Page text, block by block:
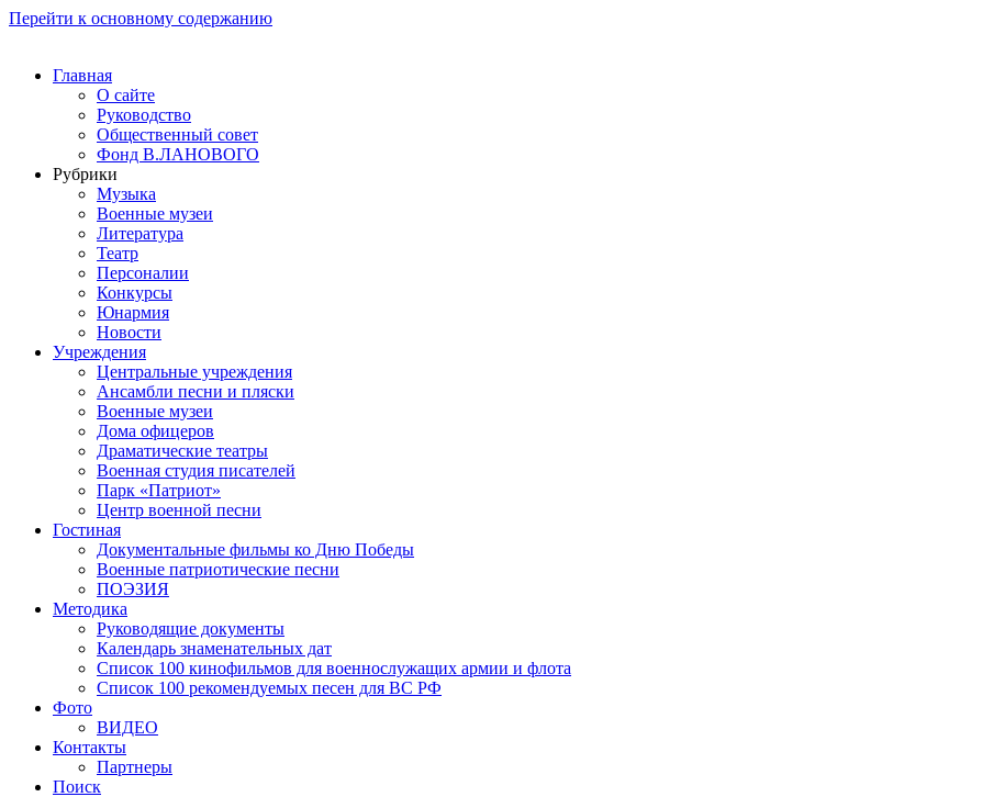
Перейти к основному содержанию
Главная
О сайте
Руководство
Общественный совет
Фонд В.ЛАНОВОГО
Рубрики
Музыка
Военные музеи
Литература
Театр
Персоналии
Конкурсы
Юнармия
Новости
Учреждения
Центральные учреждения
Ансамбли песни и пляски
Военные музеи
Дома офицеров
Драматические театры
Военная студия писателей
Парк «Патриот»
Центр военной песни
Гостиная
Документальные фильмы ко Дню Победы
Военные патриотические песни
ПОЭЗИЯ
Методика
Руководящие документы
Календарь знаменательных дат
Список 100 кинофильмов для военнослужащих армии и флота
Список 100 рекомендуемых песен для ВС РФ
Фото
ВИДЕО
Контакты
Партнеры
Поиск